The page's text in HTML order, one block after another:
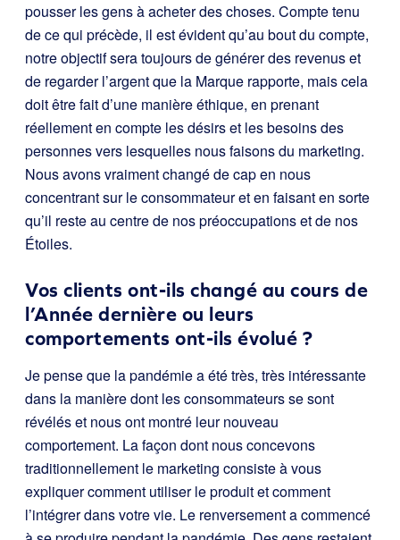
pousser les gens à acheter des choses. Compte tenu
de ce qui précède, il est évident qu’au bout du compte,
notre objectif sera toujours de générer des revenus et
de regarder l’argent que la Marque rapporte, mais cela
doit être fait d’une manière éthique, en prenant
réellement en compte les désirs et les besoins des
personnes vers lesquelles nous faisons du marketing.
Nous avons vraiment changé de cap en nous
concentrant sur le consommateur et en faisant en sorte
qu’il reste au centre de nos préoccupations et de nos
Étoiles.
Vos clients ont-ils changé au cours de
l’Année dernière ou leurs
comportements ont-ils évolué ?
Je pense que la pandémie a été très, très intéressante
dans la manière dont les consommateurs se sont
révélés et nous ont montré leur nouveau
comportement. La façon dont nous concevons
traditionnellement le marketing consiste à vous
expliquer comment utiliser le produit et comment
l’intégrer dans votre vie. Le renversement a commencé